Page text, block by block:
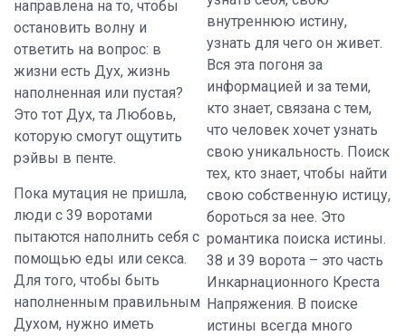
направлена на то, чтобы
остановить волну и
ответить на вопрос: в
жизни есть Дух, жизнь
наполненная или пустая?
Это тот Дух, та Любовь,
которую смогут ощутить
рэйвы в пенте.
Пока мутация не пришла,
люди с 39 воротами
пытаются наполнить себя с
помощью еды или секса.
Для того, чтобы быть
наполненным правильным
Духом, нужно иметь
внутреннюю истину,
узнать для чего он живет.
Вся эта погоня за
информацией и за теми,
кто знает, связана с тем,
что человек хочет узнать
свою уникальность. Поиск
тех, кто знает, чтобы найти
свою собственную истицу,
бороться за нее. Это
романтика поиска истины.
38 и 39 ворота – это часть
Инкарнационного Креста
Напряжения. В поиске
истины всегда много